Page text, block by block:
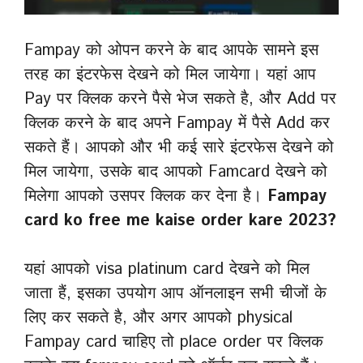
Fampay को ओपन करने के बाद आपके सामने इस
तरह का इंटरफेस देखने को मिल जायेगा। यहां आप
Pay पर क्लिक करने पैसे भेज सकते है, और Add पर
क्लिक करने के बाद अपने Fampay में पैसे Add कर
सकते हैं। आपको और भी कई सारे इंटरफेस देखने को
मिल जायेगा, उसके बाद आपको Famcard देखने को
मिलेगा आपको उसपर क्लिक कर देना है। Fampay
card ko free me kaise order kare 2023?
यहां आपको visa platinum card देखने को मिल
जाता हैं, इसका उपयोग आप ऑनलाइन सभी चीजों के
लिए कर सकते है, और अगर आपको physical
Fampay card चाहिए तो place order पर क्लिक